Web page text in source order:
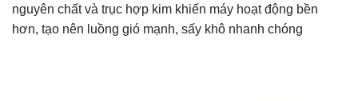
nguyên chất và trục hợp kim khiến máy hoạt động bền
hơn, tạo nên luồng gió mạnh, sấy khô nhanh chóng